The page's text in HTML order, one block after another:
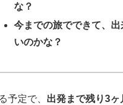
な？
今までの旅でできて、
いのかな？
予定で、 出発まで残り3ヶ